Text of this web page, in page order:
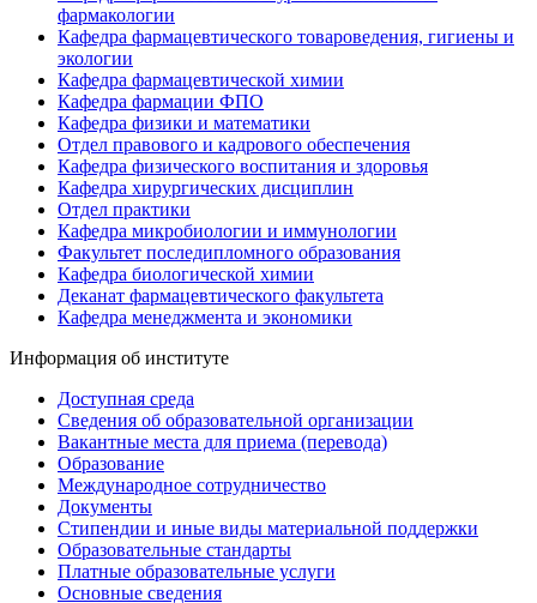
фармакологии
Кафедра фармацевтического товароведения, гигиены и
экологии
Кафедра фармацевтической химии
Кафедра фармации ФПО
Кафедра физики и математики
Отдел правового и кадрового обеспечения
Кафедра физического воспитания и здоровья
Кафедра хирургических дисциплин
Отдел практики
Кафедра микробиологии и иммунологии
Факультет последипломного образования
Кафедра биологической химии
Деканат фармацевтического факультета
Кафедра менеджмента и экономики
Информация об институте
Доступная среда
Сведения об образовательной организации
Вакантные места для приема (перевода)
Образование
Международное сотрудничество
Документы
Стипендии и иные виды материальной поддержки
Образовательные стандарты
Платные образовательные услуги
Основные сведения